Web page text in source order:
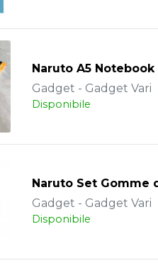
Naruto A5
Gadget - Gadget Vari
Disponibile
Naruto Set Gomme
Gadget - Gadget Vari
Disponibile